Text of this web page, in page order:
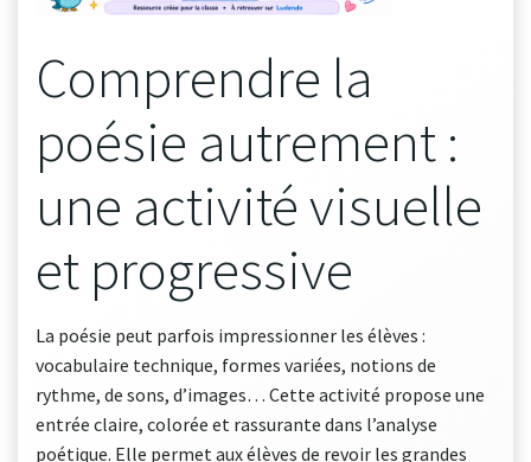
Comprendre la
poésie autrement :
une activité visuelle
et progressive
La poésie peut parfois impressionner les élèves :
vocabulaire technique, formes variées, notions de
rythme, de sons, d’images… Cette activité propose une
entrée claire, colorée et rassurante dans l’analyse
poétique. Elle permet aux élèves de revoir les grandes